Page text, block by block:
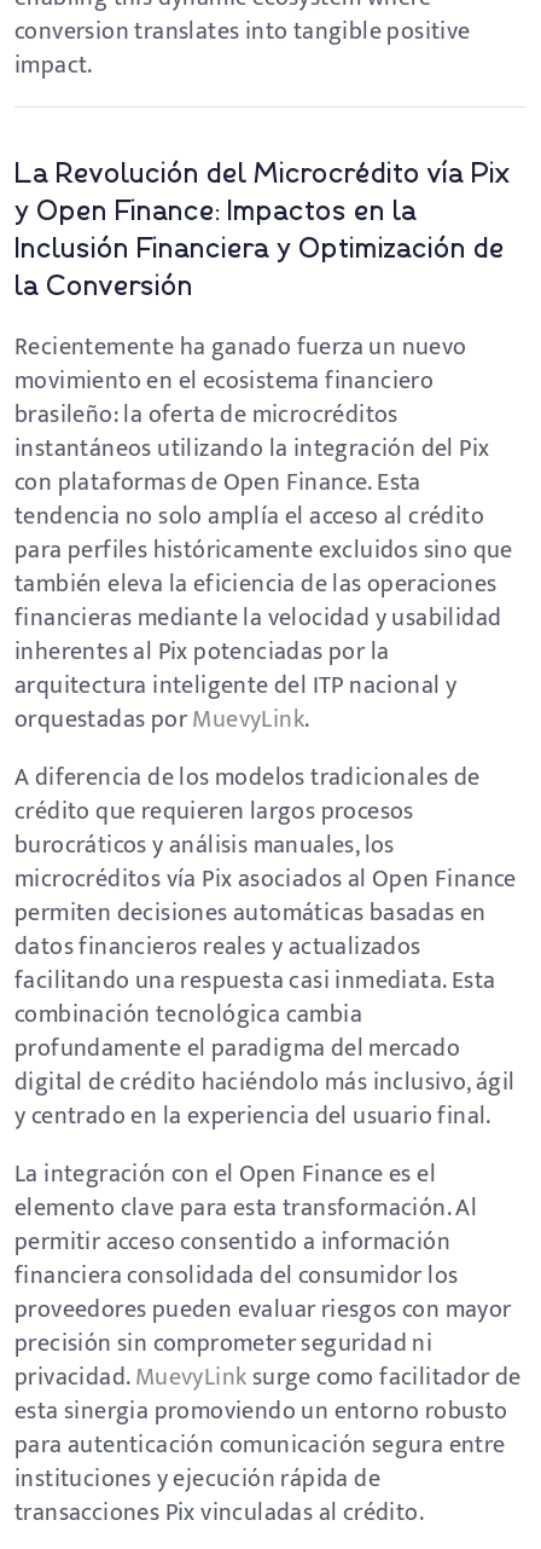
conversion translates into tangible positive
impact.
La Revolución del Microcrédito vía Pix
y Open Finance: Impactos en la
Inclusión Financiera y Optimización de
la Conversión
Recientemente ha ganado fuerza un nuevo
movimiento en el ecosistema financiero
brasileño: la oferta de microcréditos
instantáneos utilizando la integración del Pix
con plataformas de Open Finance. Esta
tendencia no solo amplía el acceso al crédito
para perfiles históricamente excluidos sino que
también eleva la eficiencia de las operaciones
financieras mediante la velocidad y usabilidad
inherentes al Pix potenciadas por la
arquitectura inteligente del ITP nacional y
orquestadas porMuevyLink.
A diferencia de los modelos tradicionales de
crédito que requieren largos procesos
burocráticos y análisis manuales, los
microcréditos vía Pix asociados al Open Finance
permiten decisiones automáticas basadas en
datos financieros reales y actualizados
facilitando una respuesta casi inmediata. Esta
combinación tecnológica cambia
profundamente el paradigma del mercado
digital de crédito haciéndolo más inclusivo, ágil
y centrado en la experiencia del usuario final.
La integración con el Open Finance es el
elemento clave para esta transformación. Al
permitir acceso consentido a información
financiera consolidada del consumidor los
proveedores pueden evaluar riesgos con mayor
precisión sin comprometer seguridad ni
privacidad.MuevyLinksurge como facilitador de
esta sinergia promoviendo un entorno robusto
para autenticación comunicación segura entre
instituciones y ejecución rápida de
transacciones Pix vinculadas al crédito.